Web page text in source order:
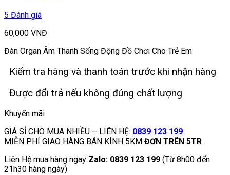
5 Đánh giá
60,000 VNĐ
Đàn Organ Âm Thanh Sống Động Đồ Chơi Cho Trẻ Em
Kiểm tra hàng và thanh toán trước khi nhận hàng
Được đổi trả nếu không đúng chất lượng
Khuyến mãi
GIÁ SỈ CHO MUA NHIỀU – LIÊN HỆ: 0839 123 199
MIỄN PHÍ GIAO HÀNG BÁN KÍNH 5KM ĐƠN TRÊN 5TR
Liên Hệ mua hàng ngay Zalo: 0839 123 199 (Từ 8h00 đến
21h30 hàng ngày)